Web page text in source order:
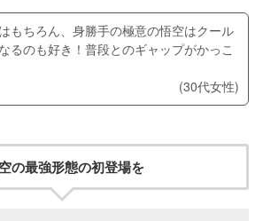
もちろん、身勝手の極意の悟空はクール
るのも好き！普段とのギャップがかっこ
(30代女性)
の最強形態の初登場を